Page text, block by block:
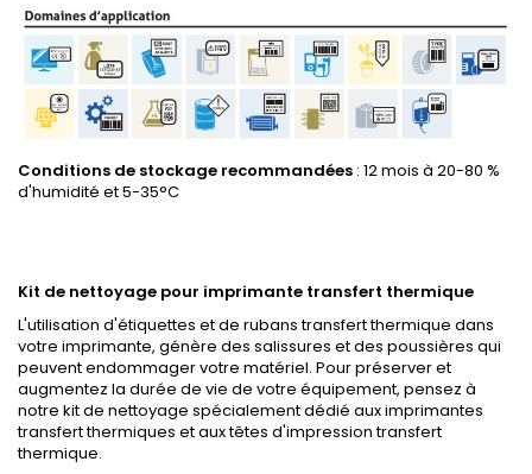
Conditions de stockage recommandées : 12 mois à 20-80 %
d'humidité et 5-35°C
Kit de nettoyage pour imprimante transfert thermique
L'utilisation d'étiquettes et de rubans transfert thermique dans
votre imprimante, génère des salissures et des poussières qui
peuvent endommager votre matériel. Pour préserver et
augmentez la durée de vie de votre équipement, pensez à
notre kit de nettoyage spécialement dédié aux imprimantes
transfert thermiques et aux têtes d'impression transfert
thermique.